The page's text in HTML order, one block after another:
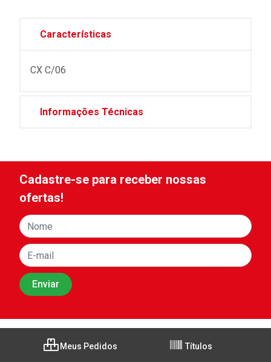
Características
CX C/06
Informações Técnicas
Cadastre-se para receber nossas
ofertas!
Meus Pedidos Títulos